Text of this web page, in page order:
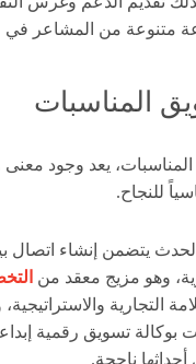
متنوعة من المشاعر في
المناسبات
يعد وجود
للنجاح.
يتضمن إنشاء اتصال
وهو مزيج معقد من
التجارية
بوكالة تسويق رقمية
ناجحة.